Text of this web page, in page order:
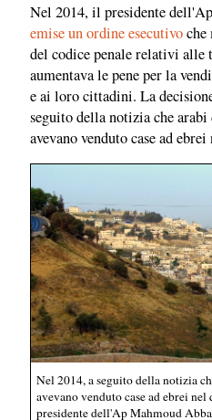
Nel 2014, il presidente
emise un ordine esecutivo
del codice penale relativi
aumentava le pene per la
e ai loro cittadini. La
seguito della notizia che
avevano venduto case ad
Nel 2014, a seguito della notizia
avevano venduto case ad ebrei
presidente dell'Ap Mahmoud